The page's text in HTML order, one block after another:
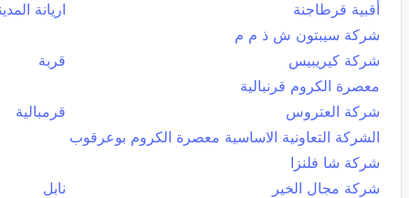
أقبية قرطاجنة
اريانة
شركة سيبتون ش ذ م م
شركة كيريبيس
قربة
معصرة الكروم قرنبالية
شركة العتروس
قرمبالية
الشركة التعاونية الاساسية معصرة الكروم بوعرقوب
شركة شا فلنزا
شركة مجال الخير
نابل